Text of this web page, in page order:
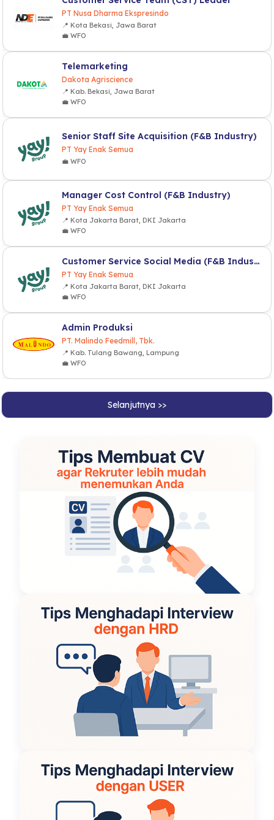
PT Nusa Dharma Ekspresindo
📍 Kota Bekasi, Jawa Barat
💼 WFO
Telemarketing
Dakota Agriscience
📍 Kab. Bekasi, Jawa Barat
💼 WFO
Senior Staff Site Acquisition (F&B Industry)
PT Yay Enak Semua
💼 WFO
Manager Cost Control (F&B Industry)
PT Yay Enak Semua
📍 Kota Jakarta Barat, DKI Jakarta
💼 WFO
Customer Service Social Media (F&B Industry)
PT Yay Enak Semua
📍 Kota Jakarta Barat, DKI Jakarta
💼 WFO
Admin Produksi
PT. Malindo Feedmill, Tbk.
📍 Kab. Tulang Bawang, Lampung
💼 WFO
Selanjutnya >>